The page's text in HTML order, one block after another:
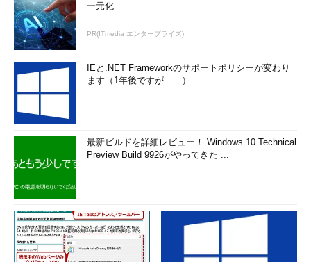
一元化
PR(ITmedia エンタープライズ)
IEと.NET Frameworkのサポートポリシーが変わり
ます（1年後ですが……）
最新ビルドを詳細レビュー！ Windows 10 Technical
Preview Build 9926がやってきた ...